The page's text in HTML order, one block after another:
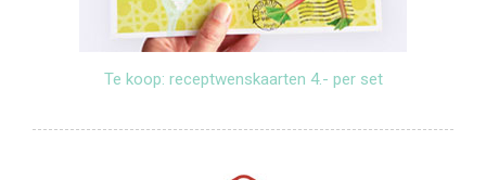
Te koop: receptwenskaarten 4.- per set